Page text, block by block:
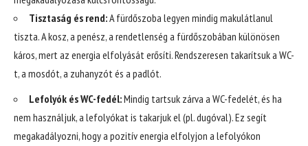
Tisztaság és rend:A fürdőszoba legyen mindig makulátlanul
tiszta. A kosz, a penész, a rendetlenség a fürdőszobában különösen
káros, mert az energia elfolyását erősíti. Rendszeresen takarítsuk a WC-
t, a mosdót, a zuhanyzót és a padlót.
Lefolyók és WC-fedél:Mindig tartsuk zárva a WC-fedelét, és ha
nem használjuk, a lefolyókat is takarjuk el (pl. dugóval). Ez segít
megakadályozni, hogy a pozitív energia elfolyjon a lefolyókon